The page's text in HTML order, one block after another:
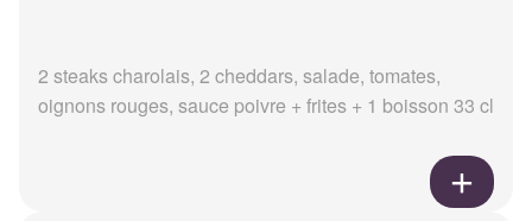
2 steaks charolais, 2 cheddars, salade, tomates,
oignons rouges, sauce poivre + frites + 1 boisson 33 cl